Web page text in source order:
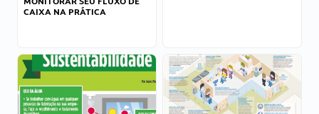
CAIXA NA PRÁTICA